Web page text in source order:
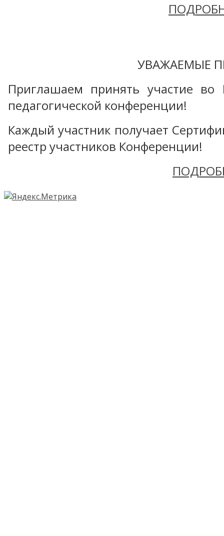
УВАЖАЕМЫЕ
Приглашаем принять участие во
педагогической конференции!
Каждый участник получает
реестр участников Конференции!